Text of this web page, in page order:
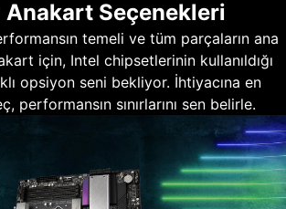
Anakart Seçenekleri
temeli ve tüm parçaların ana
için, Intel chipsetlerinin kullanıldığı
opsiyon seni bekliyor. İhtiyacına en
performansın sınırlarını sen belirle.